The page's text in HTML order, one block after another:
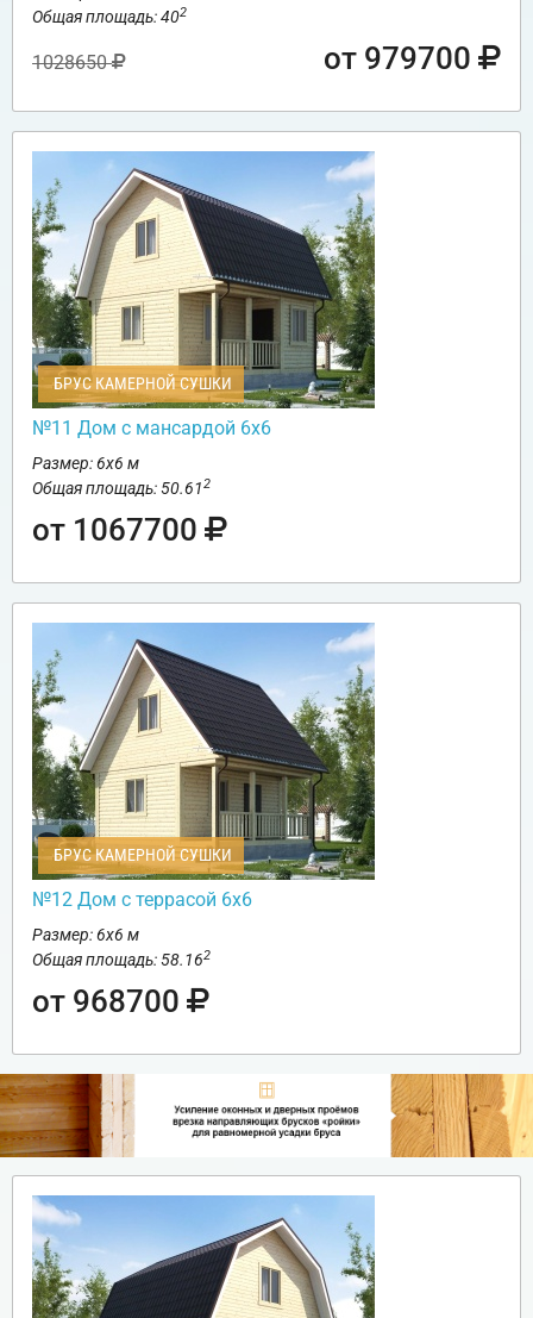
Общая площадь: 402
1028650 от 979700
БРУС КАМЕРНОЙ СУШКИ
№11 Дом с мансардой 6х6
Размер: 6х6 м
Общая площадь: 50.612
от 1067700
БРУС КАМЕРНОЙ СУШКИ
№12 Дом с террасой 6х6
Размер: 6х6 м
Общая площадь: 58.162
от 968700